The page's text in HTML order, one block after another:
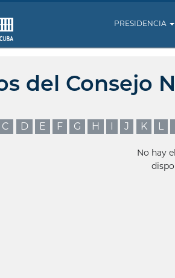
PRESIDENCIA
del Consejo
C D E F G H I J K L
No hay